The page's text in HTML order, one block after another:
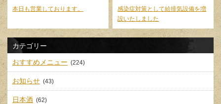
本日も営業しております。
感染症対策として給排気設備を増
設いたしました
カテゴリー
おすすめメニュー (224)
お知らせ (43)
日本酒 (62)